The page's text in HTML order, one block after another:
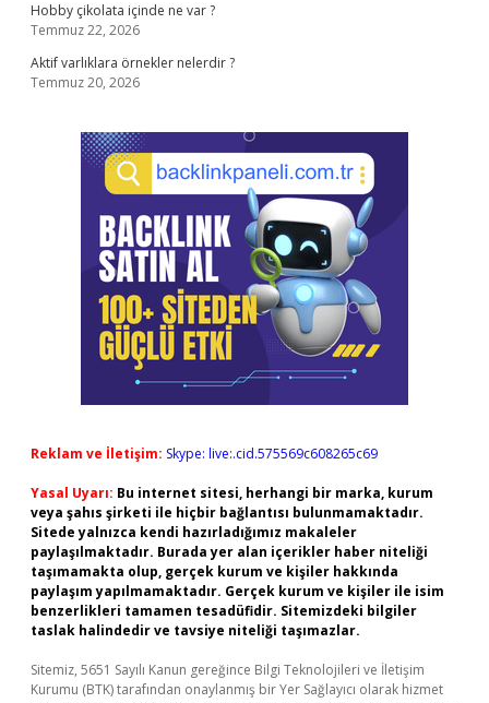
Hobby çikolata içinde ne var ?
Temmuz 22, 2026
Aktif varlıklara örnekler nelerdir ?
Temmuz 20, 2026
Reklam ve İletişim: Skype: live:.cid.575569c608265c69
Yasal Uyarı: Bu internet sitesi, herhangi bir marka, kurum
veya şahıs şirketi ile hiçbir bağlantısı bulunmamaktadır.
Sitede yalnızca kendi hazırladığımız makaleler
paylaşılmaktadır. Burada yer alan içerikler haber niteliği
taşımamakta olup, gerçek kurum ve kişiler hakkında
paylaşım yapılmamaktadır. Gerçek kurum ve kişiler ile isim
benzerlikleri tamamen tesadüfidir. Sitemizdeki bilgiler
taslak halindedir ve tavsiye niteliği taşımazlar.
Sitemiz, 5651 Sayılı Kanun gereğince Bilgi Teknolojileri ve İletişim
Kurumu (BTK) tarafından onaylanmış bir Yer Sağlayıcı olarak hizmet